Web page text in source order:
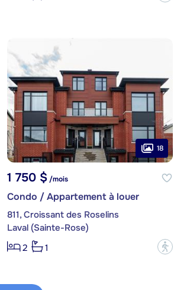
18
1 750 $/mois
Condo / Appartement à louer
811, Croissant des Roselins
Laval (Sainte-Rose)
2
1 ?